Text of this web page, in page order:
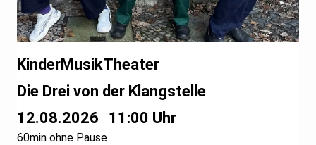
12.08.2026 11:00 Uhr
60min ohne Pause
KinderMusikTheater
Die Drei von der Klangstelle